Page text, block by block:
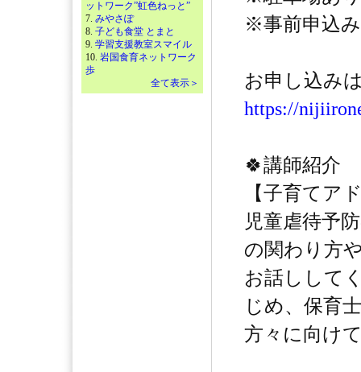
ットワーク”虹色ねっと”
7. みやさぽ
8. 子ども食堂 とまと
9. 学習支援教室スマイル
10. 岩国食育ネットワーク
歩
全て表示＞
※事前申込
お申し込み
https://
🍀講師紹介
【子育てア
児童虐待予
の関わり方
お話しして
じめ、保育
方々に向け